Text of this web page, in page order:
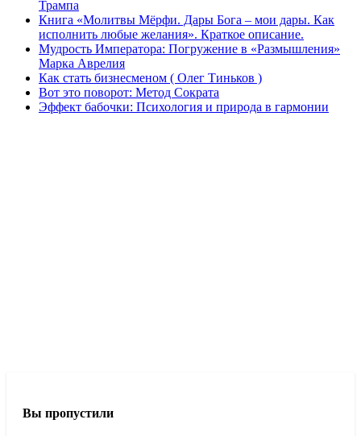
Трампа
Книга «Молитвы Мёрфи. Дары Бога – мои дары. Как
исполнить любые желания». Краткое описание.
Мудрость Императора: Погружение в «Размышления»
Марка Аврелия
Как стать бизнесменом ( Олег Тиньков )
Вот это поворот: Метод Сократа
Эффект бабочки: Психология и природа в гармонии
Вы пропустили